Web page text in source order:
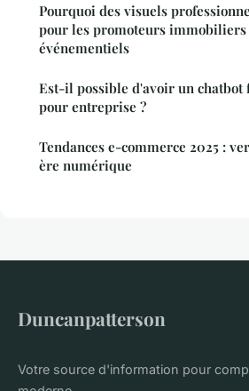
Pourquoi des visuels
pour les promoteurs immobiliers
événementiels
Est-il possible d'avoir un chatbot
pour entreprise ?
Tendances e-commerce 2025 :
ère numérique
Duncanpatterson
Votre source d'information pour